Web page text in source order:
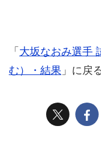
「大坂なおみ選手
む）・結果 」に戻